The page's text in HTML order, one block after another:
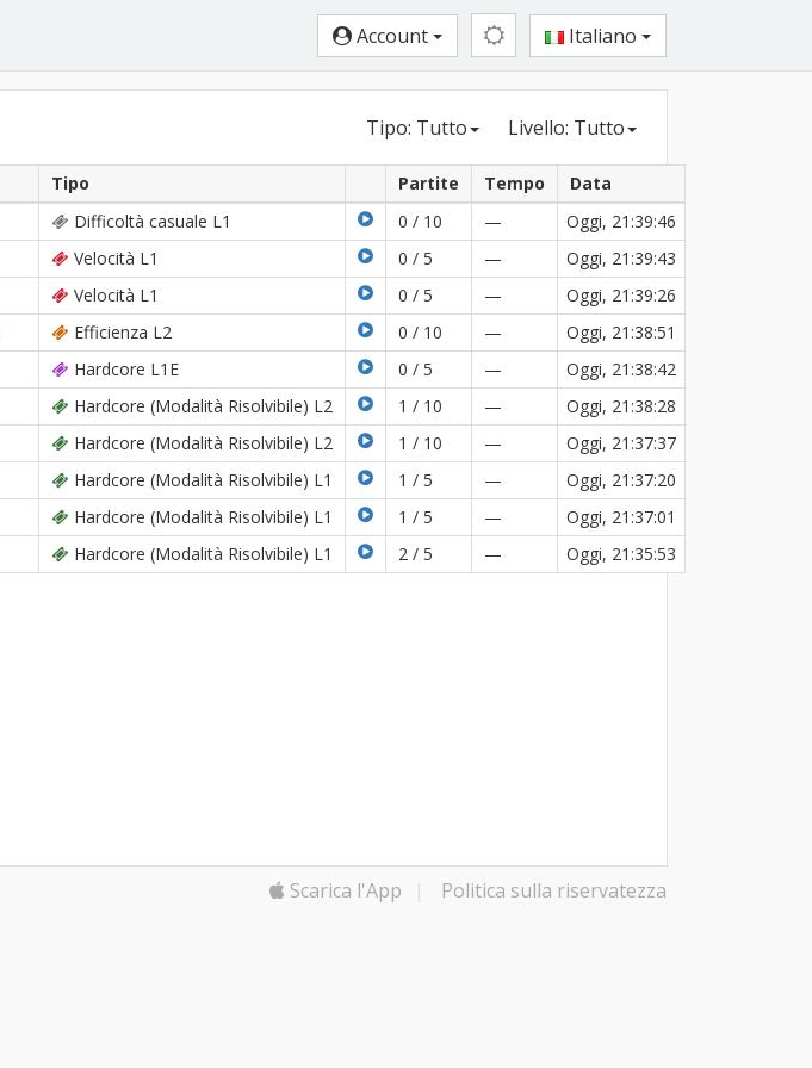
Account Italiano
Livello: Tutto
Tipo: Tutto
Tipo Partite Tempo
Data
Difficoltà casuale L1 0 / 10 —
Oggi, 21:39:46
Velocità L1 0 / 5 —
Oggi, 21:39:43
Velocità L1 0 / 5 —
Oggi, 21:39:26
Efficienza L2 0 / 10 —
Oggi, 21:38:51
Hardcore L1E 0 / 5 —
Oggi, 21:38:42
Hardcore (Modalità Risolvibile) L2 1 / 10 —
Oggi, 21:38:28
Hardcore (Modalità Risolvibile) L2 1 / 10 —
Oggi, 21:37:37
Hardcore (Modalità Risolvibile) L1 1 / 5 —
Oggi, 21:37:20
Hardcore (Modalità Risolvibile) L1 1 / 5 —
Oggi, 21:37:01
Hardcore (Modalità Risolvibile) L1 2 / 5 — Oggi, 21:35:53
Scarica l'App | Politica sulla riservatezza